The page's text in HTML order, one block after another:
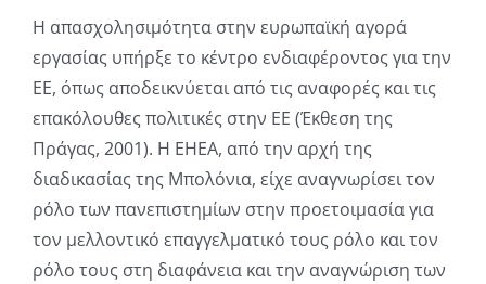
Η απασχολησιμότητα στην ευρωπαϊκή αγορά
εργασίας υπήρξε το κέντρο ενδιαφέροντος για την
ΕΕ, όπως αποδεικνύεται από τις αναφορές και τις
επακόλουθες πολιτικές στην ΕΕ (Έκθεση της
Πράγας, 2001). Η EHEA, από την αρχή της
διαδικασίας της Μπολόνια, είχε αναγνωρίσει τον
ρόλο των πανεπιστημίων στην προετοιμασία για
τον μελλοντικό επαγγελματικό τους ρόλο και τον
ρόλο τους στη διαφάνεια και την αναγνώριση των